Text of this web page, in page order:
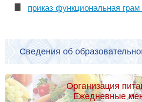
приказ функциональная
Сведения об
Организация
Ежедневные